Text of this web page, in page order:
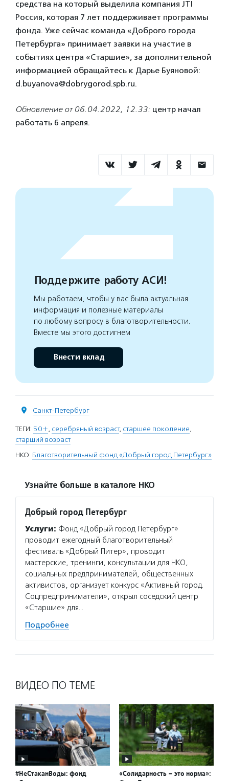
средства на который выделила компания JTI
Россия, которая 7 лет поддерживает программы
фонда. Уже сейчас команда «Доброго города
Петербурга» принимает заявки на участие в
событиях центра «Старшие», за дополнительной
информацией обращайтесь к Дарье Буяновой:
d.buyanova@dobrygorod.spb.ru.
Обновление от 06.04.2022, 12.33: центр начал
работать 6 апреля.
Поддержите работу АСИ!
Мы работаем, чтобы у вас была актуальная
информация и полезные материалы
по любому вопросу в благотворительности.
Вместе мы этого достигнем
Внести вклад
Санкт-Петербург
ТЕГИ: 50+, серебряный возраст, старшее поколение,
старший возраст
НКО: Благотворительный фонд «Добрый город Петербург»
Узнайте больше в каталоге НКО
Добрый город Петербург
Услуги: Фонд «Добрый город Петербург»
проводит ежегодный благотворительный
фестиваль «Добрый Питер», проводит
мастерские, тренинги, консультации для НКО,
социальных предпринимателей, общественных
активистов, организует конкурс «Активный город.
Соцпредприниматели», открыл соседский центр
«Старшие» для…
Подробнее
ВИДЕО ПО ТЕМЕ
#НеСтаканВоды: фонд
«Солидарность – это норма»: